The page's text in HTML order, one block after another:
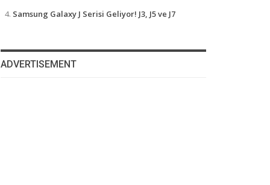
Samsung Galaxy J Serisi Geliyor! J3, J5 ve J7
ADVERTISEMENT